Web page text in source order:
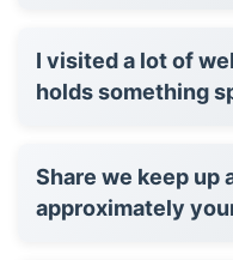
I visited a lot of
Share we keep up
approximately